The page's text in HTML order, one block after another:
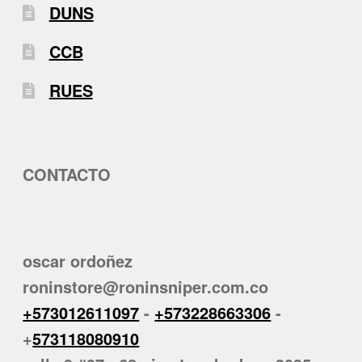
DUNS
CCB
RUES
CONTACTO
oscar ordoñez
roninstore@roninsniper.com.co
+573012611097 - +573228663306 -
+573118080910